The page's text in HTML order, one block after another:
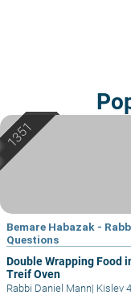
Bemare Habazak -
Questions
Double Wrapping Food
Treif Oven
Rabbi Daniel Mann| Kislev